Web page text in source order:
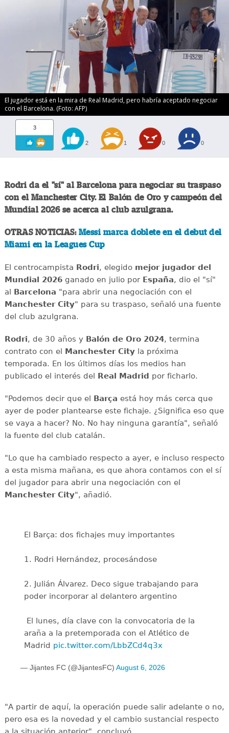
El jugador está en la mira de Real Madrid, pero habría aceptado negociar
con el Barcelona. (Foto: AFP)
3
2 1 0 0
Rodri da el "sí" al Barcelona para negociar su traspaso
con el Manchester City. El Balón de Oro y campeón del
Mundial 2026 se acerca al club azulgrana.
OTRAS NOTICIAS: Messi marca doblete en el debut del
Miami en la Leagues Cup
El centrocampista Rodri, elegido mejor jugador del
Mundial 2026ganado en julio por España, dio el "sí"
al Barcelona "para abrir una negociación con el
Manchester City" para su traspaso, señaló una fuente
del club azulgrana.
Rodri, de 30 años y Balón de Oro 2024, termina
contrato con el Manchester Cityla próxima
temporada. En los últimos días los medios han
publicado el interés del Real Madrid por ficharlo.
"Podemos decir que el Barça está hoy más cerca que
ayer de poder plantearse este fichaje. ¿Significa eso que
se vaya a hacer? No. No hay ninguna garantía", señaló
la fuente del club catalán.
"Lo que ha cambiado respecto a ayer, e incluso respecto
a esta misma mañana, es que ahora contamos con el sí
del jugador para abrir una negociación con el
Manchester City", añadió.
El Barça: dos fichajes muy importantes
1. Rodri Hernández, procesándose
2. Julián Álvarez. Deco sigue trabajando para
poder incorporar al delantero argentino
️ El lunes, día clave con la convocatoria de la
araña a la pretemporada con el Atlético de
Madrid pic.twitter.com/LbbZCd4q3x
— Jijantes FC (@JijantesFC) August 6, 2026
"A partir de aquí, la operación puede salir adelante o no,
pero esa es la novedad y el cambio sustancial respecto